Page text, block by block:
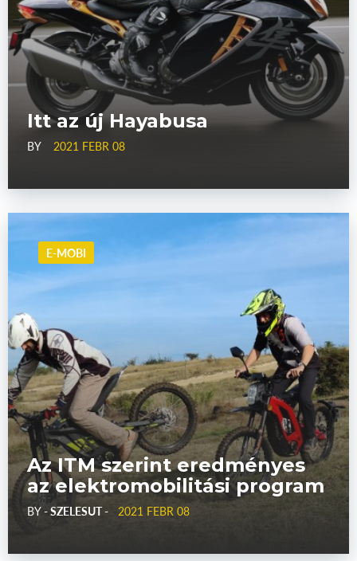
Itt az új Hayabusa
BY 2021 FEBR 08
E-MOBI
Az ITM szerint eredményes
az elektromobilitási program
BY- SZELESUT - 2021 FEBR 08